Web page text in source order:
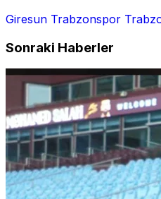
Giresun Trabzonspor
Sonraki Haberler